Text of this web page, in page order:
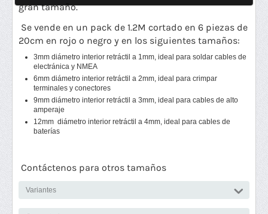
gran tamaño.
Se vende en un pack de 1.2M cortado en 6 piezas de
20cm en rojo o negro y en los siguientes tamaños:
3mm diámetro interior retráctil a 1mm, ideal para soldar cables de
electránica y NMEA
6mm diámetro interior retráctil a 2mm, ideal para crimpar
terminales y conectores
9mm diámetro interior retráctil a 3mm, ideal para cables de alto
amperaje
12mm diámetro interior retráctil a 4mm, ideal para cables de
baterías
Contáctenos para otros tamaños
Variantes